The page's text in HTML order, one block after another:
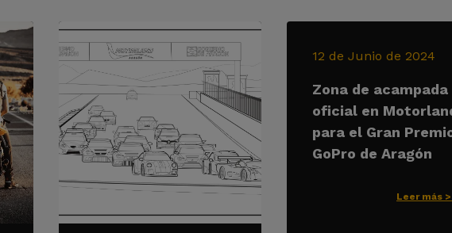
12 de Junio de 2024
Zona de acampada
oficial en
para el Gran
GoPro de Aragón
Leer más